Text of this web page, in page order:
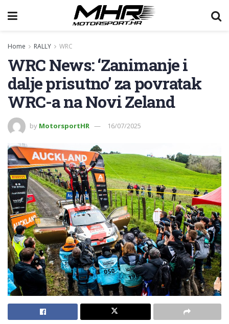
Home RALLY WRC
WRC News: ‘Zanimanje i
dalje prisutno’ za povratak
WRC-a na Novi Zeland
by MotorsportHR 16/07/2025